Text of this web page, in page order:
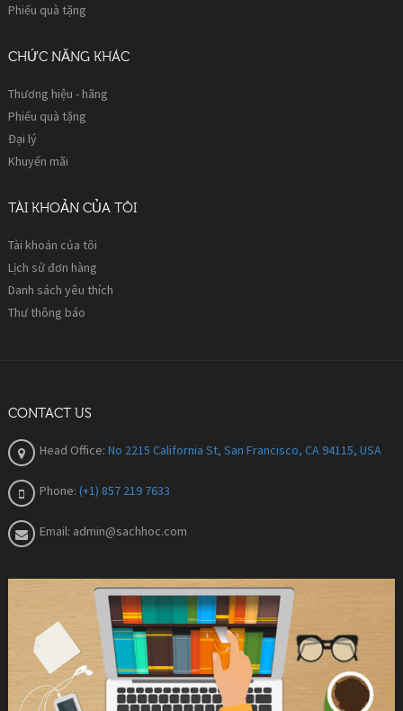
Phiếu quà tặng
CHỨC NĂNG KHÁC
Thương hiệu - hãng
Phiếu quà tặng
Đại lý
Khuyến mãi
TÀI KHOẢN CỦA TÔI
Tài khoản của tôi
Lịch sử đơn hàng
Danh sách yêu thích
Thư thông báo
CONTACT US
Head Office: No 2215 California St, San Francisco, CA 94115, USA
Phone: (+1) 857 219 7633
Email: admin@sachhoc.com